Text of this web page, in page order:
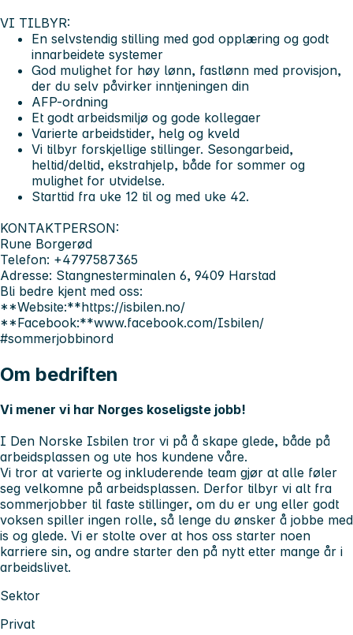
VI TILBYR:
En selvstendig stilling med god opplæring og godt
innarbeidete systemer
God mulighet for høy lønn, fastlønn med provisjon,
der du selv påvirker inntjeningen din
AFP-ordning
Et godt arbeidsmiljø og gode kollegaer
Varierte arbeidstider, helg og kveld
Vi tilbyr forskjellige stillinger. Sesongarbeid,
heltid/deltid, ekstrahjelp, både for sommer og
mulighet for utvidelse.
Starttid fra uke 12 til og med uke 42.
KONTAKTPERSON:
Rune Borgerød
Telefon: +4797587365
Adresse: Stangnesterminalen 6, 9409 Harstad
Bli bedre kjent med oss:
**Website:**https://isbilen.no/
**Facebook:**www.facebook.com/Isbilen/
#sommerjobbinord
Om bedriften
Vi mener vi har Norges koseligste jobb!
I Den Norske Isbilen tror vi på å skape glede, både på
arbeidsplassen og ute hos kundene våre.
Vi tror at varierte og inkluderende team gjør at alle føler
seg velkomne på arbeidsplassen. Derfor tilbyr vi alt fra
sommerjobber til faste stillinger, om du er ung eller godt
voksen spiller ingen rolle, så lenge du ønsker å jobbe med
is og glede. Vi er stolte over at hos oss starter noen
karriere sin, og andre starter den på nytt etter mange år i
arbeidslivet.
Sektor
Privat